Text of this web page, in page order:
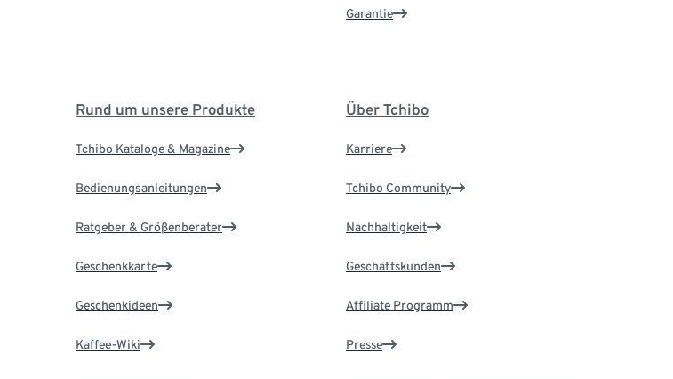
Garantie
Rund um unsere Produkte
Tchibo Kataloge & Magazine
Bedienungsanleitungen
Ratgeber & Größenberater
Geschenkkarte
Geschenkideen
Kaffee-Wiki
Über Tchibo
Karriere
Tchibo Community
Nachhaltigkeit
Geschäftskunden
Affiliate Programm
Presse